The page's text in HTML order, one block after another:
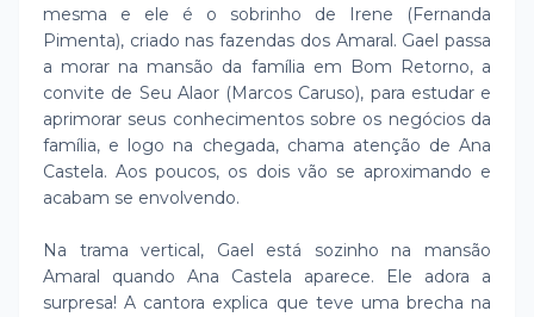
mesma e ele é o sobrinho de Irene (Fernanda
Pimenta), criado nas fazendas dos Amaral. Gael passa
a morar na mansão da família em Bom Retorno, a
convite de Seu Alaor (Marcos Caruso), para estudar e
aprimorar seus conhecimentos sobre os negócios da
família, e logo na chegada, chama atenção de Ana
Castela. Aos poucos, os dois vão se aproximando e
acabam se envolvendo.
Na trama vertical, Gael está sozinho na mansão
Amaral quando Ana Castela aparece. Ele adora a
surpresa! A cantora explica que teve uma brecha na